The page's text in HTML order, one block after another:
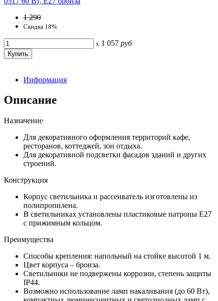
1 290
Скидка 18%
x 1 057 руб
Информация
Описание
Назначение
Для декоративного оформления территорий кафе,
ресторанов, коттеджей, зон отдыха.
Для декоративной подсветки фасадов зданий и других
строений.
Конструкция
Корпус светильника и рассеиватель изготовлены из
полипропилена.
В светильниках установлены пластиковые патроны Е27
с прижимным кольцом.
Преимущества
Способы крепления: напольный на стойке высотой 1 м.
Цвет корпуса – бронза.
Светильники не подвержены коррозии, степень защиты
IP44.
Возможно использование ламп накаливания (до 60 Вт),